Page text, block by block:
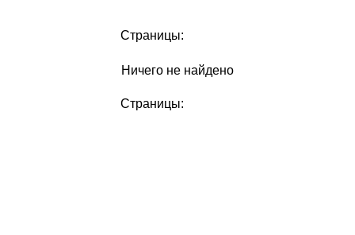
Страницы:
Ничего не найдено
Страницы: